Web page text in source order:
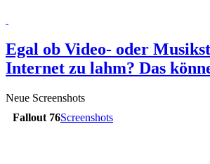
Egal ob Video- oder
Internet zu lahm? Das
Neue Screenshots
Fallout 76Screenshots